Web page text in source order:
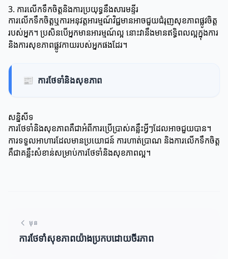
3. ការលើកទឹកចិត្តនិងការប្រយុទ្ធនឹងសារមន្ទីរ
ការលើកទឹកចិត្តឬការអនុវត្តអារម្មណ៍វិជ្ជមានអាចជួយជំរុញសុខភាពផ្លូវចិត្ត
របស់អ្នក។ ប្រសិនបើអ្នកមានអារម្មណ៍ល្អ នោះវានឹងមានឥទ្ធិពលល្អក្នុងការ
និងការសុខភាពផ្លូវកាយរបស់អ្នកផងដែរ។
📰 ការថែទាំនិងសុខភាព
សន្និសីទ
ការថែទាំនិងសុខភាពគឺជាអំពីការប្រើប្រាស់គន្លឹះអ្វីៗដែលអាចជួយបាន។
ការទទួលអាហារដែលមានប្រយោជន៍ ការហាត់ប្រាណ និងការលើកទឹកចិត្ត
គឺជាគន្លឹះសំខាន់សម្រាប់ការថែទាំនិងសុខភាពល្អ។
មុន
ការថែទាំសុខភាពយ៉ាងប្រកបដោយចីរភាព